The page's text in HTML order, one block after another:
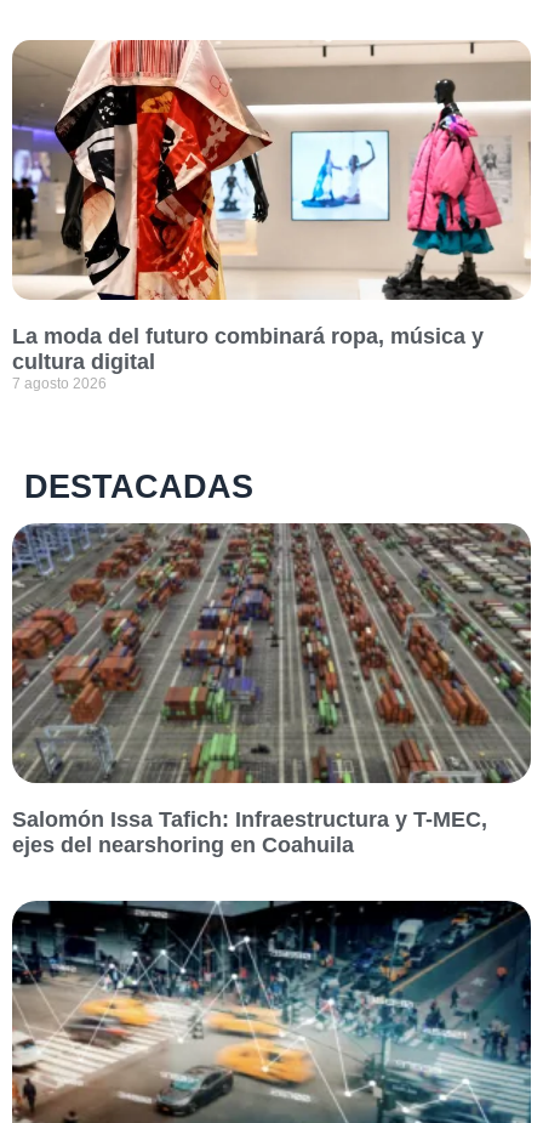
La moda del futuro combinará ropa, música y
cultura digital
7 agosto 2026
DESTACADAS
Salomón Issa Tafich: Infraestructura y T-MEC,
ejes del nearshoring en Coahuila